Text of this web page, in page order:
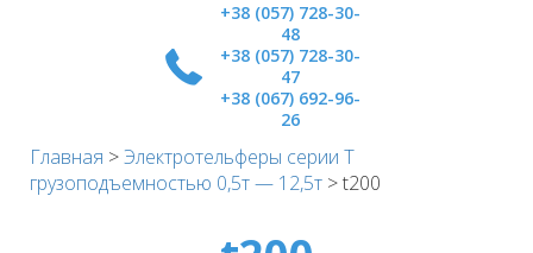
+38 (057) 728-30-
48
+38 (057) 728-30-
47
+38 (067) 692-96-
26
Главная >Электротельферы серии Т
грузоподъемностью 0,5т — 12,5т >t200